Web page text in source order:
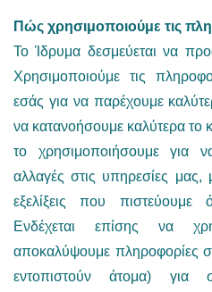
Πώς χρησιμοποιούμε τις
Το Ίδρυμα δεσμεύεται να
Χρησιμοποιούμε τις
εσάς για να παρέχουμε
να κατανοήσουμε καλύτερα το
το χρησιμοποιήσουμε για
αλλαγές στις υπηρεσίες μας,
εξελίξεις που
Ενδέχεται επίσης να
αποκαλύψουμε πληροφορίες
εντοπιστούν άτομα) για